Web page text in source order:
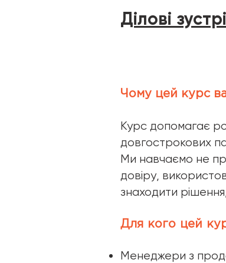
Ділові
Чому цей курс
Курс допомагає
довгострокових
Ми навчаємо не
довіру,
знаходити
Для кого цей
Менеджери з